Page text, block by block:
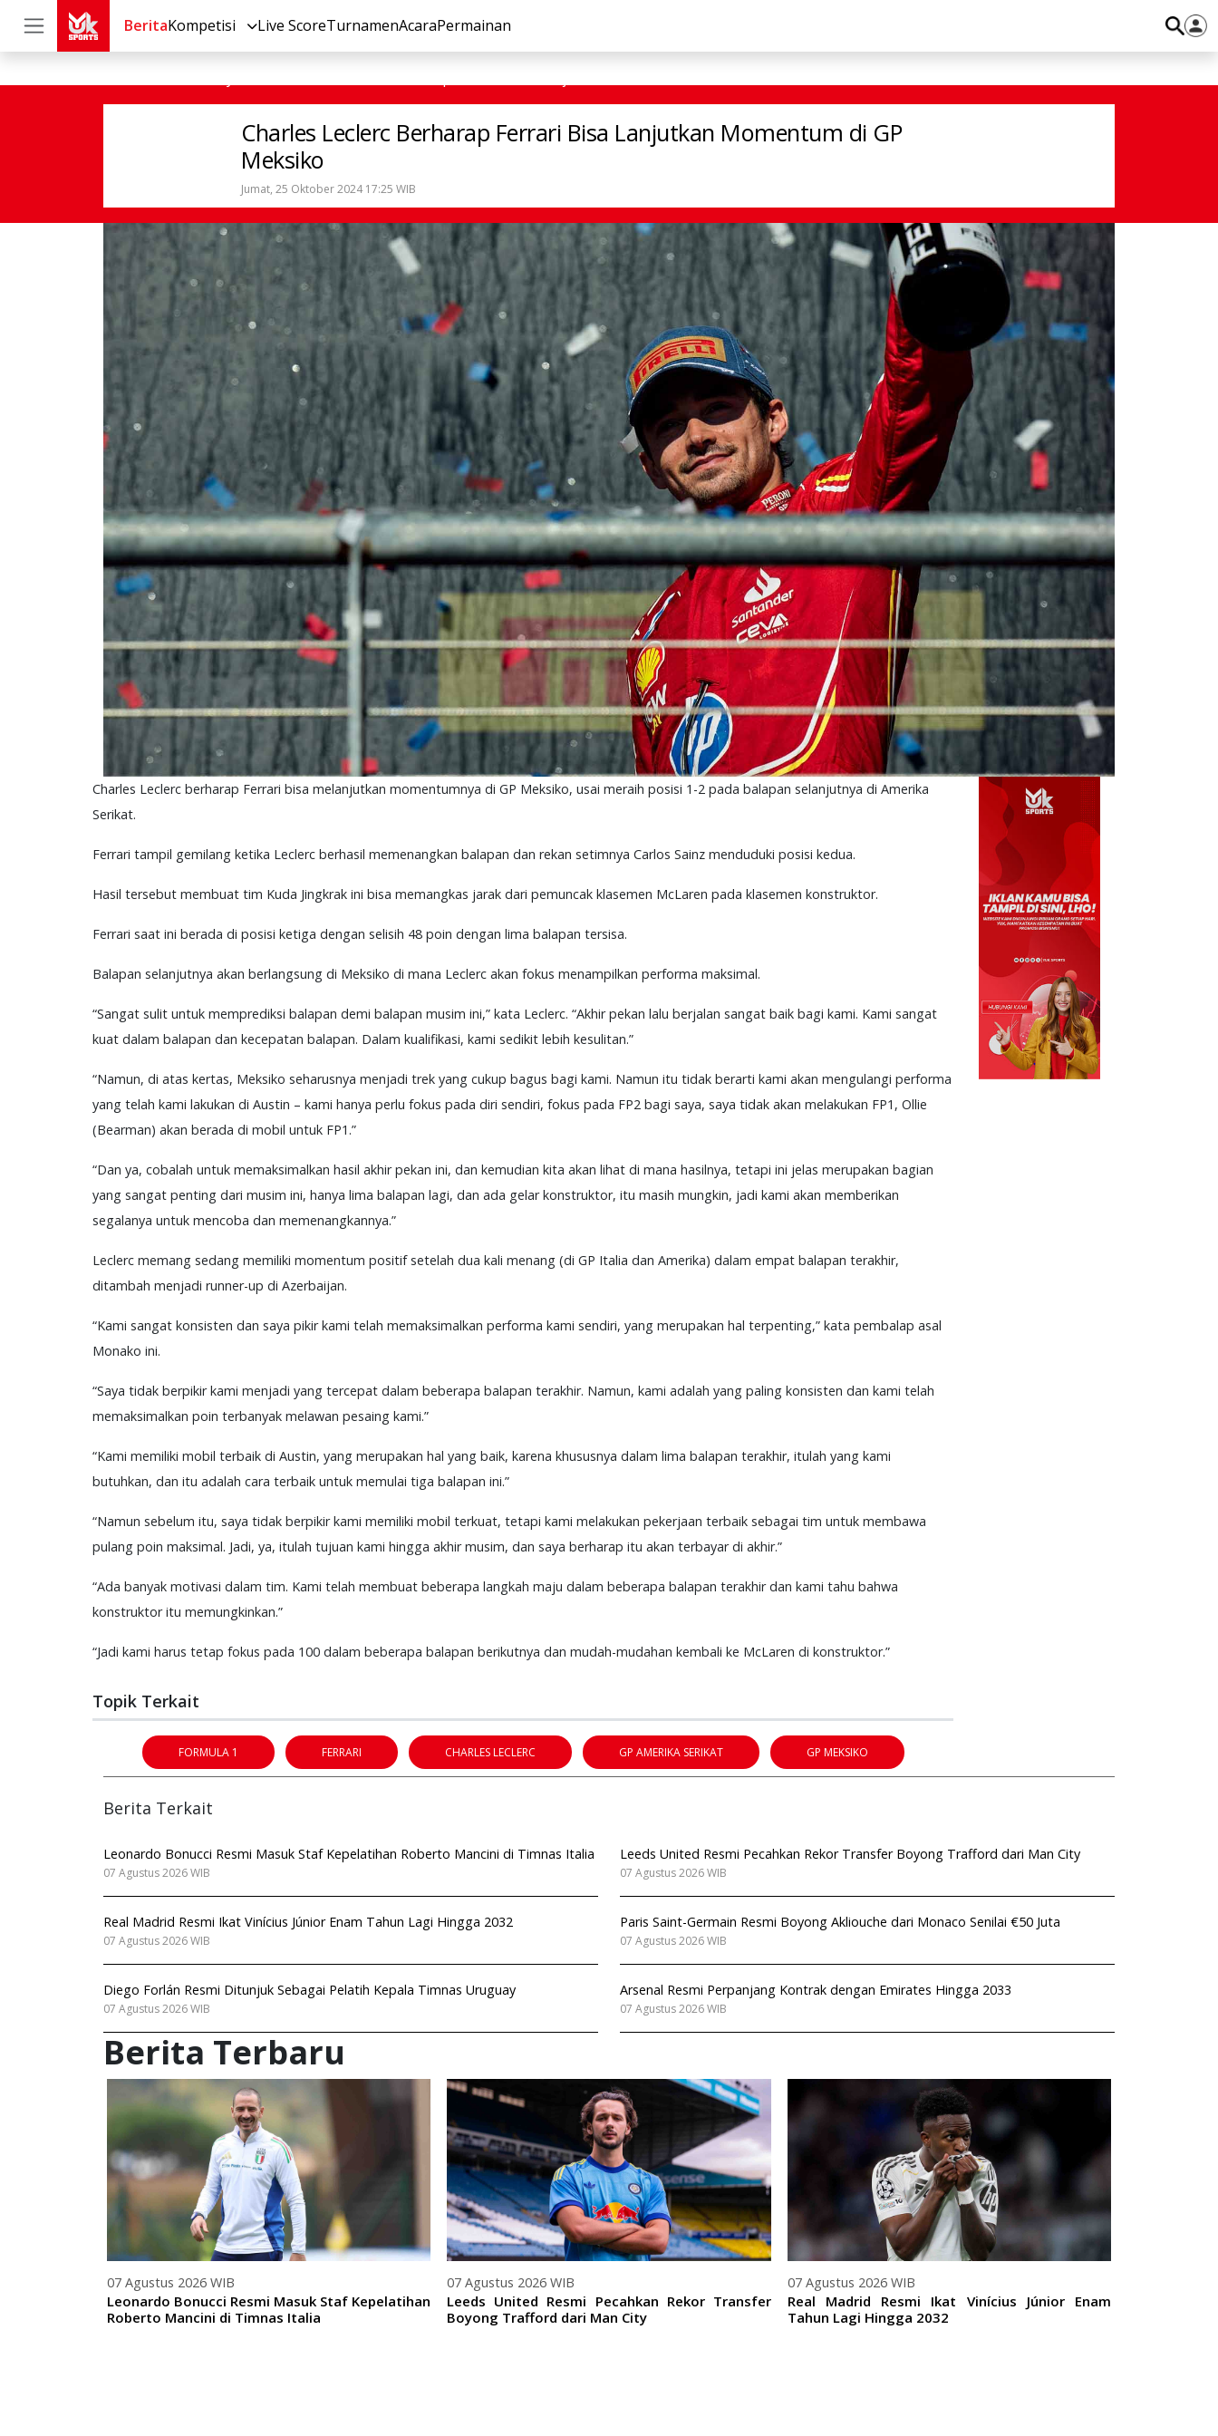
BeritaKompetisi Live ScoreTurnamenAcaraPermainan
Charles Leclerc Berharap Ferrari Bisa Lanjutkan Momentum di GP
Meksiko
Jumat, 25 Oktober 2024 17:25 WIB
Charles Leclerc berharap Ferrari bisa melanjutkan momentumnya di GP Meksiko, usai meraih posisi 1-2 pada balapan selanjutnya di Amerika
Serikat.
Ferrari tampil gemilang ketika Leclerc berhasil memenangkan balapan dan rekan setimnya Carlos Sainz menduduki posisi kedua.
Hasil tersebut membuat tim Kuda Jingkrak ini bisa memangkas jarak dari pemuncak klasemen McLaren pada klasemen konstruktor.
Ferrari saat ini berada di posisi ketiga dengan selisih 48 poin dengan lima balapan tersisa.
Balapan selanjutnya akan berlangsung di Meksiko di mana Leclerc akan fokus menampilkan performa maksimal.
“Sangat sulit untuk memprediksi balapan demi balapan musim ini,” kata Leclerc. “Akhir pekan lalu berjalan sangat baik bagi kami. Kami sangat
kuat dalam balapan dan kecepatan balapan. Dalam kualifikasi, kami sedikit lebih kesulitan.”
“Namun, di atas kertas, Meksiko seharusnya menjadi trek yang cukup bagus bagi kami. Namun itu tidak berarti kami akan mengulangi performa
yang telah kami lakukan di Austin – kami hanya perlu fokus pada diri sendiri, fokus pada FP2 bagi saya, saya tidak akan melakukan FP1, Ollie
(Bearman) akan berada di mobil untuk FP1.”
“Dan ya, cobalah untuk memaksimalkan hasil akhir pekan ini, dan kemudian kita akan lihat di mana hasilnya, tetapi ini jelas merupakan bagian
yang sangat penting dari musim ini, hanya lima balapan lagi, dan ada gelar konstruktor, itu masih mungkin, jadi kami akan memberikan
segalanya untuk mencoba dan memenangkannya.”
Leclerc memang sedang memiliki momentum positif setelah dua kali menang (di GP Italia dan Amerika) dalam empat balapan terakhir,
ditambah menjadi runner-up di Azerbaijan.
“Kami sangat konsisten dan saya pikir kami telah memaksimalkan performa kami sendiri, yang merupakan hal terpenting,” kata pembalap asal
Monako ini.
“Saya tidak berpikir kami menjadi yang tercepat dalam beberapa balapan terakhir. Namun, kami adalah yang paling konsisten dan kami telah
memaksimalkan poin terbanyak melawan pesaing kami.”
“Kami memiliki mobil terbaik di Austin, yang merupakan hal yang baik, karena khususnya dalam lima balapan terakhir, itulah yang kami
butuhkan, dan itu adalah cara terbaik untuk memulai tiga balapan ini.”
“Namun sebelum itu, saya tidak berpikir kami memiliki mobil terkuat, tetapi kami melakukan pekerjaan terbaik sebagai tim untuk membawa
pulang poin maksimal. Jadi, ya, itulah tujuan kami hingga akhir musim, dan saya berharap itu akan terbayar di akhir.”
“Ada banyak motivasi dalam tim. Kami telah membuat beberapa langkah maju dalam beberapa balapan terakhir dan kami tahu bahwa
konstruktor itu memungkinkan.”
“Jadi kami harus tetap fokus pada 100 dalam beberapa balapan berikutnya dan mudah-mudahan kembali ke McLaren di konstruktor.”
Topik Terkait
FORMULA 1 FERRARI CHARLES LECLERC GP AMERIKA SERIKAT GP MEKSIKO
Berita Terkait
Leonardo Bonucci Resmi Masuk Staf Kepelatihan Roberto Mancini di Timnas Italia
07 Agustus 2026 WIB
Leeds United Resmi Pecahkan Rekor Transfer Boyong Trafford dari Man City
07 Agustus 2026 WIB
Real Madrid Resmi Ikat Vinícius Júnior Enam Tahun Lagi Hingga 2032
07 Agustus 2026 WIB
Paris Saint-Germain Resmi Boyong Akliouche dari Monaco Senilai €50 Juta
07 Agustus 2026 WIB
Diego Forlán Resmi Ditunjuk Sebagai Pelatih Kepala Timnas Uruguay
07 Agustus 2026 WIB
Arsenal Resmi Perpanjang Kontrak dengan Emirates Hingga 2033
07 Agustus 2026 WIB
Berita Terbaru
07 Agustus 2026 WIB
Leonardo Bonucci Resmi Masuk Staf Kepelatihan
Roberto Mancini di Timnas Italia
07 Agustus 2026 WIB
Leeds United Resmi Pecahkan Rekor Transfer
Boyong Trafford dari Man City
07 Agustus 2026 WIB
Real Madrid Resmi Ikat Vinícius Júnior Enam
Tahun Lagi Hingga 2032